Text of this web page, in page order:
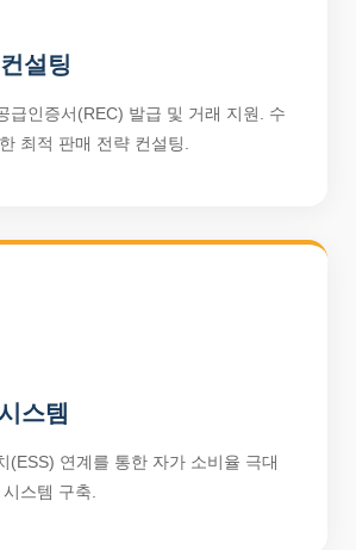
설팅
급인증서(REC) 발급 및 거래 지원. 수
최적 판매 전략 컨설팅.
스템
(ESS) 연계를 통한 자가 소비율 극대
스템 구축.